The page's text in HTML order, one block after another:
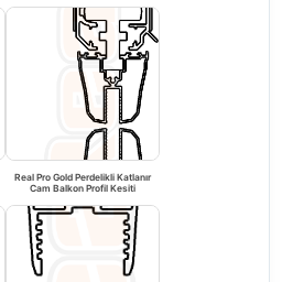
Real Pro Gold Perdelikli Katlanır
Cam Balkon Profil Kesiti